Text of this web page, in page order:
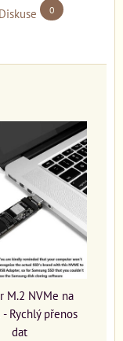
Diskuse 0
M.2 NVMe na
- Rychlý přenos
dat